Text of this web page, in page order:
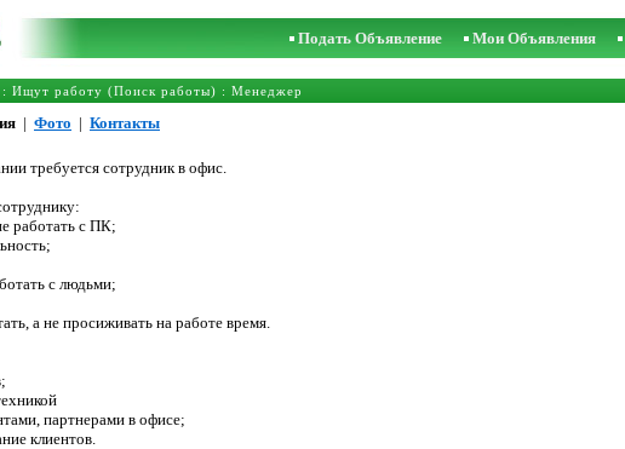
Подать Объявление Мои Объявления
: Ищут работу (Поиск работы) : Менеджер
| Фото | Контакты
требуется сотрудник в офис.
работать с ПК;
с людьми;
а не просиживать на работе время.
партнерами в офисе;
клиентов.